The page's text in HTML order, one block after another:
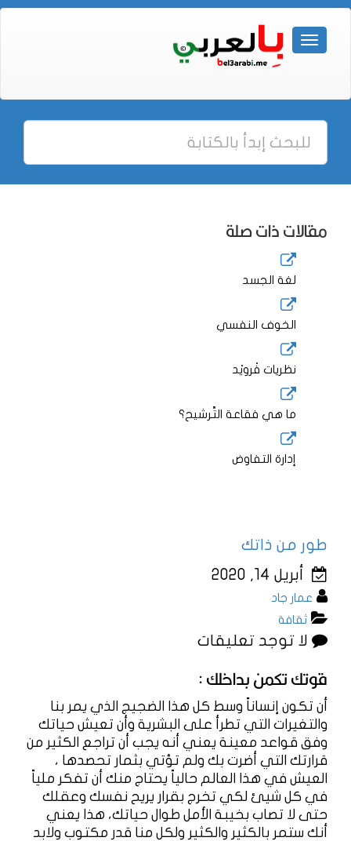
مقالات ذات صلة
لغة الجسد
الخوف النفسي
نظريات فْرويْد
ما هي فقاعة التَّرشيح؟
إدارة التفاوض
طور من ذاتك
أبريل 14, 2020
عمار جاد
ثقافة
لا توجد تعليقات
قوتك تكمن بداخلك :
أن تكون إنساناً وسط كل هذا الضجيج الذي يمر بنا
والتغيرات التي تطرأ على البشرية وأن تعيش حياتك
وفق قواعد معينة يعني أنه يجب أن تراجع الكثير من
قرارتك التي أضرت بك ولم تؤتي بثمار تحصدها ،
العيش في هذا العالم حالياً يحتاج منك أن تفكر ملياً
في كل شيئ لكي تخرج بقرار يريح نفسك وعقلك
حتى لا تصاب بخيبة الأمل طوال حياتك، هذا يعني
أنك ستمر بالكثير والكثير ولكل منا قدر مكتوب ولابد